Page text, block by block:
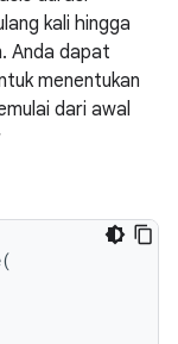
kali hingga
Anda dapat
menentukan
dari awal
(